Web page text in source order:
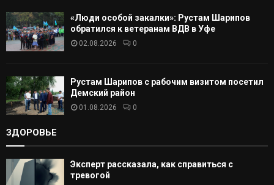
«Люди особой закалки»: Рустам Шарипов
обратился к ветеранам ВДВ в Уфе
02.08.2026 0
Рустам Шарипов с рабочим визитом посетил
Демский район
01.08.2026 0
ЗДОРОВЬЕ
Эксперт рассказала, как справиться с
тревогой